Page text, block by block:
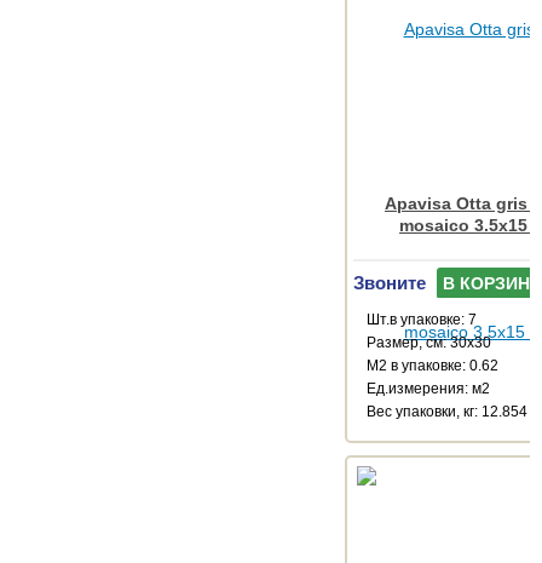
Apavisa Otta gris
mosaico 3.5x15
Звоните В КОРЗИНУ
Шт.в упаковке: 7
Размер, см: 30x30
М2 в упаковке: 0.62
Ед.измерения: м2
Веc упаковки, кг: 12.854